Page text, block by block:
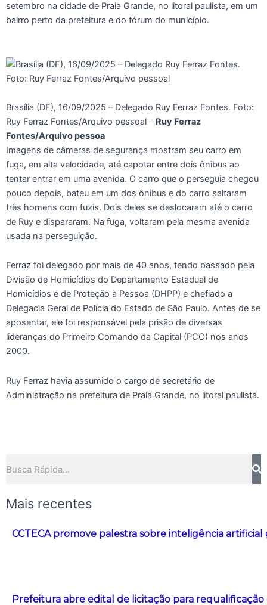
setembro na cidade de Praia Grande, no litoral paulista, em um
bairro perto da prefeitura e do fórum do município.
Brasília (DF), 16/09/2025 – Delegado Ruy Ferraz Fontes. Foto:
Ruy Ferraz Fontes/Arquivo pessoal – Ruy Ferraz
Fontes/Arquivo pessoa
Imagens de câmeras de segurança mostram seu carro em
fuga, em alta velocidade, até capotar entre dois ônibus ao
tentar entrar em uma avenida. O carro que o perseguia chegou
pouco depois, bateu em um dos ônibus e do carro saltaram
três homens com fuzis. Dois deles se deslocaram até o carro
de Ruy e dispararam. Na fuga, voltaram pela mesma avenida
usada na perseguição.
Ferraz foi delegado por mais de 40 anos, tendo passado pela
Divisão de Homicídios do Departamento Estadual de
Homicídios e de Proteção à Pessoa (DHPP) e chefiado a
Delegacia Geral de Polícia do Estado de São Paulo. Antes de se
aposentar, ele foi responsável pela prisão de diversas
lideranças do Primeiro Comando da Capital (PCC) nos anos
2000.
Ruy Ferraz havia assumido o cargo de secretário de
Administração na prefeitura de Praia Grande, no litoral paulista.
Mais recentes
CCTECA promove palestra sobre inteligência
Prefeitura abre edital de licitação para